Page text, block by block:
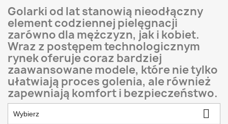
Golarki od lat stanowią nieodłączny
element codziennej pielęgnacji
zarówno dla mężczyzn, jak i kobiet.
Wraz z postępem technologicznym
rynek oferuje coraz bardziej
zaawansowane modele, które nie tylko
ułatwiają proces golenia, ale również
zapewniają komfort i bezpieczeństwo.
Wybierz 